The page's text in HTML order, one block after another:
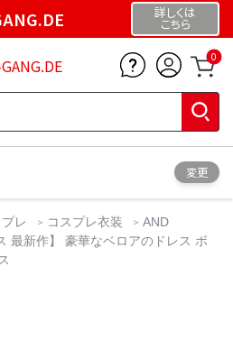
詳しくは
こちら
0
変更
レ コスプレ衣装
AND
新作】 豪華なベロアのドレス ボ